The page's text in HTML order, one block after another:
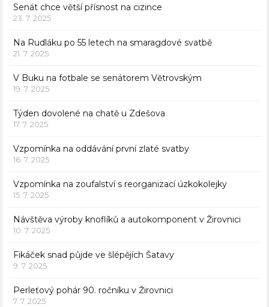
Senát chce větší přísnost na cizince
23. 7. 2025
Na Rudláku po 55 letech na smaragdové svatbě
21. 7. 2025
V Buku na fotbale se senátorem Větrovským
19. 7. 2025
Týden dovolené na chatě u Zdešova
17. 7. 2025
Vzpomínka na oddávání první zlaté svatby
16. 7. 2025
Vzpomínka na zoufalství s reorganizací úzkokolejky
15. 7. 2025
Návštěva výroby knoflíků a autokomponent v Žirovnici
10. 7. 2025
Fikáček snad půjde ve šlépějích Šatavy
9. 7. 2025
Perleťový pohár 90. ročníku v Žirovnici
7. 7. 2025